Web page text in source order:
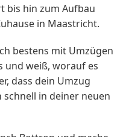
bis hin zum Aufbau
in Maastricht.
bestens mit Umzügen
und weiß, worauf es
dass dein Umzug
in deiner neuen